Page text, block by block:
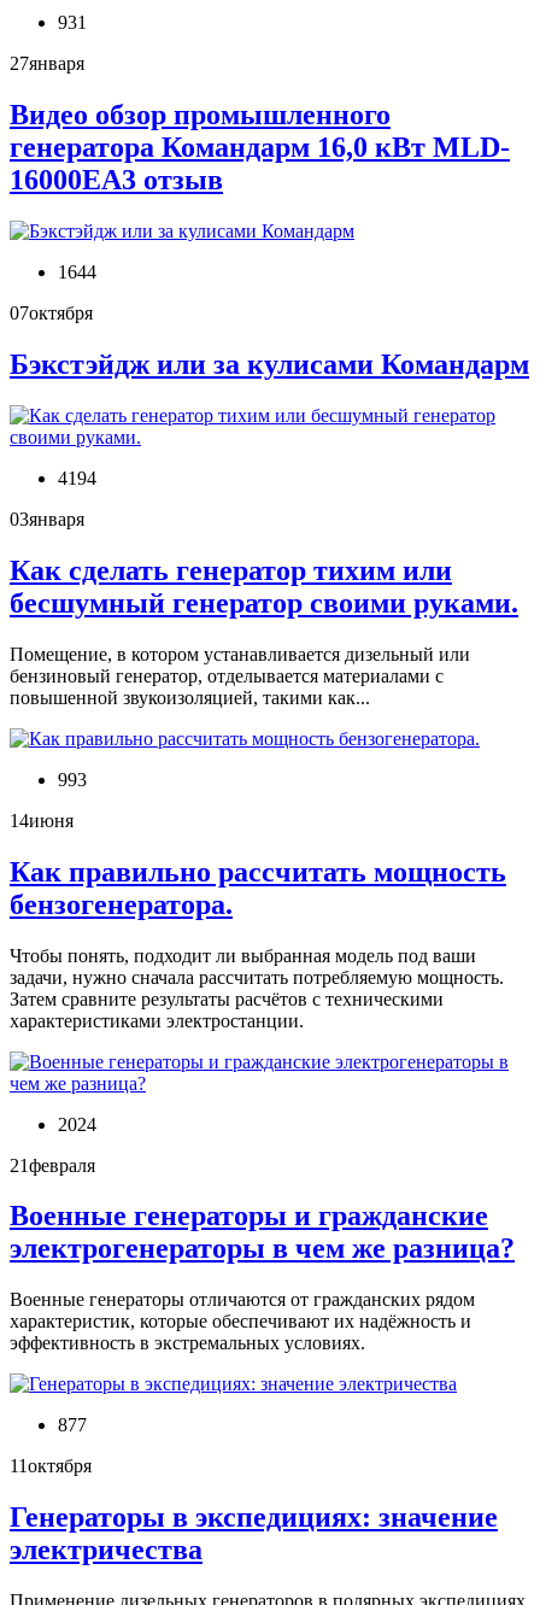
931
27января
Видео обзор промышленного
генератора Командарм 16,0 кВт MLD-
16000EA3 отзыв
1644
07октября
Бэкстэйдж или за кулисами Командарм
4194
03января
Как сделать генератор тихим или
бесшумный генератор своими руками.
Помещение, в котором устанавливается дизельный или
бензиновый генератор, отделывается материалами с
повышенной звукоизоляцией, такими как...
993
14июня
Как правильно рассчитать мощность
бензогенератора.
Чтобы понять, подходит ли выбранная модель под ваши
задачи, нужно сначала рассчитать потребляемую мощность.
Затем сравните результаты расчётов с техническими
характеристиками электростанции.
2024
21февраля
Военные генераторы и гражданские
электрогенераторы в чем же разница?
Военные генераторы отличаются от гражданских рядом
характеристик, которые обеспечивают их надёжность и
эффективность в экстремальных условиях.
877
11октября
Генераторы в экспедициях: значение
электричества